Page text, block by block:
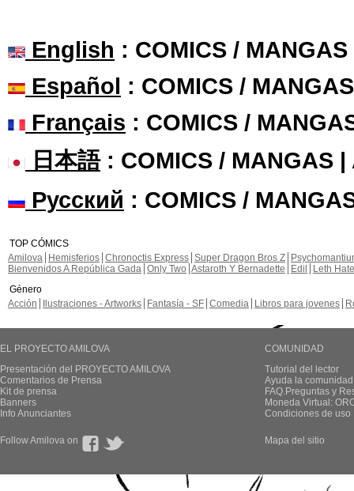
English : COMICS /
Español : COMICS /
Français : COMICS /
日本語: COMICS / MANGAS |
Русский : COMICS /
TOP CÓMICS
Amilova
Hemisferios Chronoctis Express Super Dragon Bros Z
Bienvenidos A República Gada Only Two Astaroth Y Bernadette Edil
Leth Hate
Género
Acción
Ilustraciones - Artworks Fantasía - SF Comedia Libros para jovenes
EL PROYECTO AMILOVA
Presentación del PROYECTO AMILOVA
Comentarios de Prensa
Kit de prensa
Banners
Info Anunciantes
COMUNIDAD
Tutorial del lector
Ayuda la
FAQ.Preguntas y
Moneda Virtual:
Condiciones de uso
Follow Amilova on Mapa del sitio